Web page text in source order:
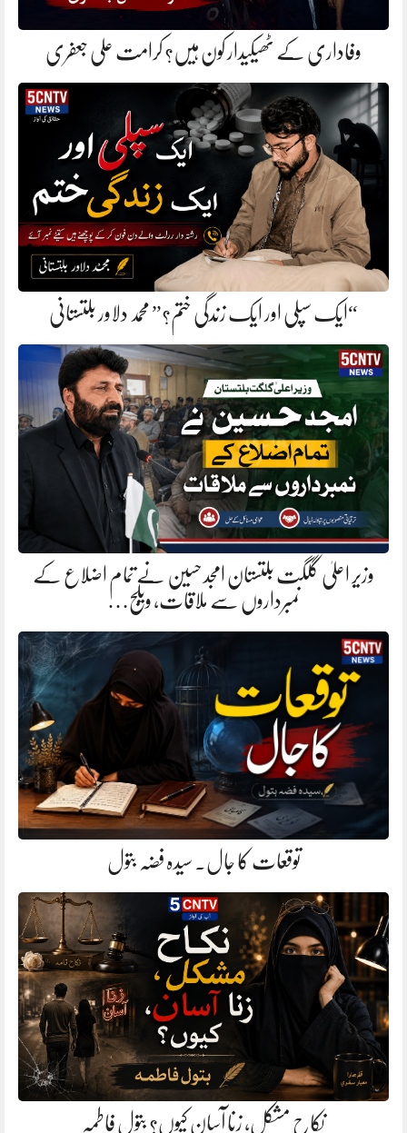
وفاداری کے ٹھیکیدار کون ہیں؟ کرامت علی جعفری
“ایک سپلی اور ایک زندگی ختم؟” محمد دلاور بلتستانی
وزیر اعلیٰ گلگت بلتستان امجد حسین نے تمام اضلاع کے
نمبرداروں سے ملاقات، ویلج…
توقعات کا جال. سیدہ فضہ بتول
نکاح مشکل، زنا آسان کیوں؟ بتول فاطمہ